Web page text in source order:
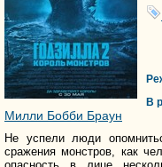
В
Милли Бобби Браун
Не успели люди
сражения монстров, как